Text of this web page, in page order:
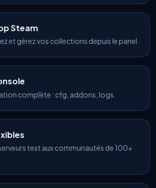
Steam
et gérez vos collections depuis le panel.
complète : cfg, addons, logs.
test aux communautés de 100+